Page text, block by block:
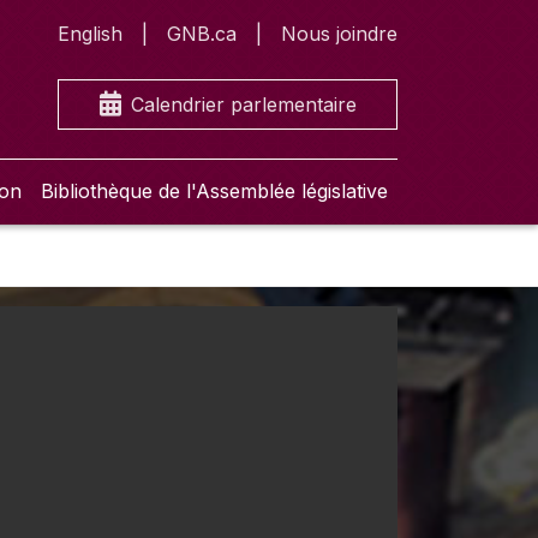
English GNB.ca Nous joindre
Calendrier parlementaire
Bibliothèque de l'Assemblée législative